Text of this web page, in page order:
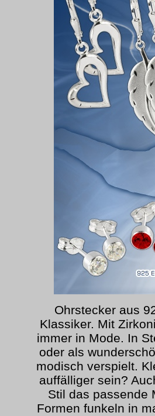
Ohrstecker aus
Klassiker. Mit
immer in Mode. In
oder als
modisch verspielt.
auffälliger sein?
Stil das passende
Formen funkeln in